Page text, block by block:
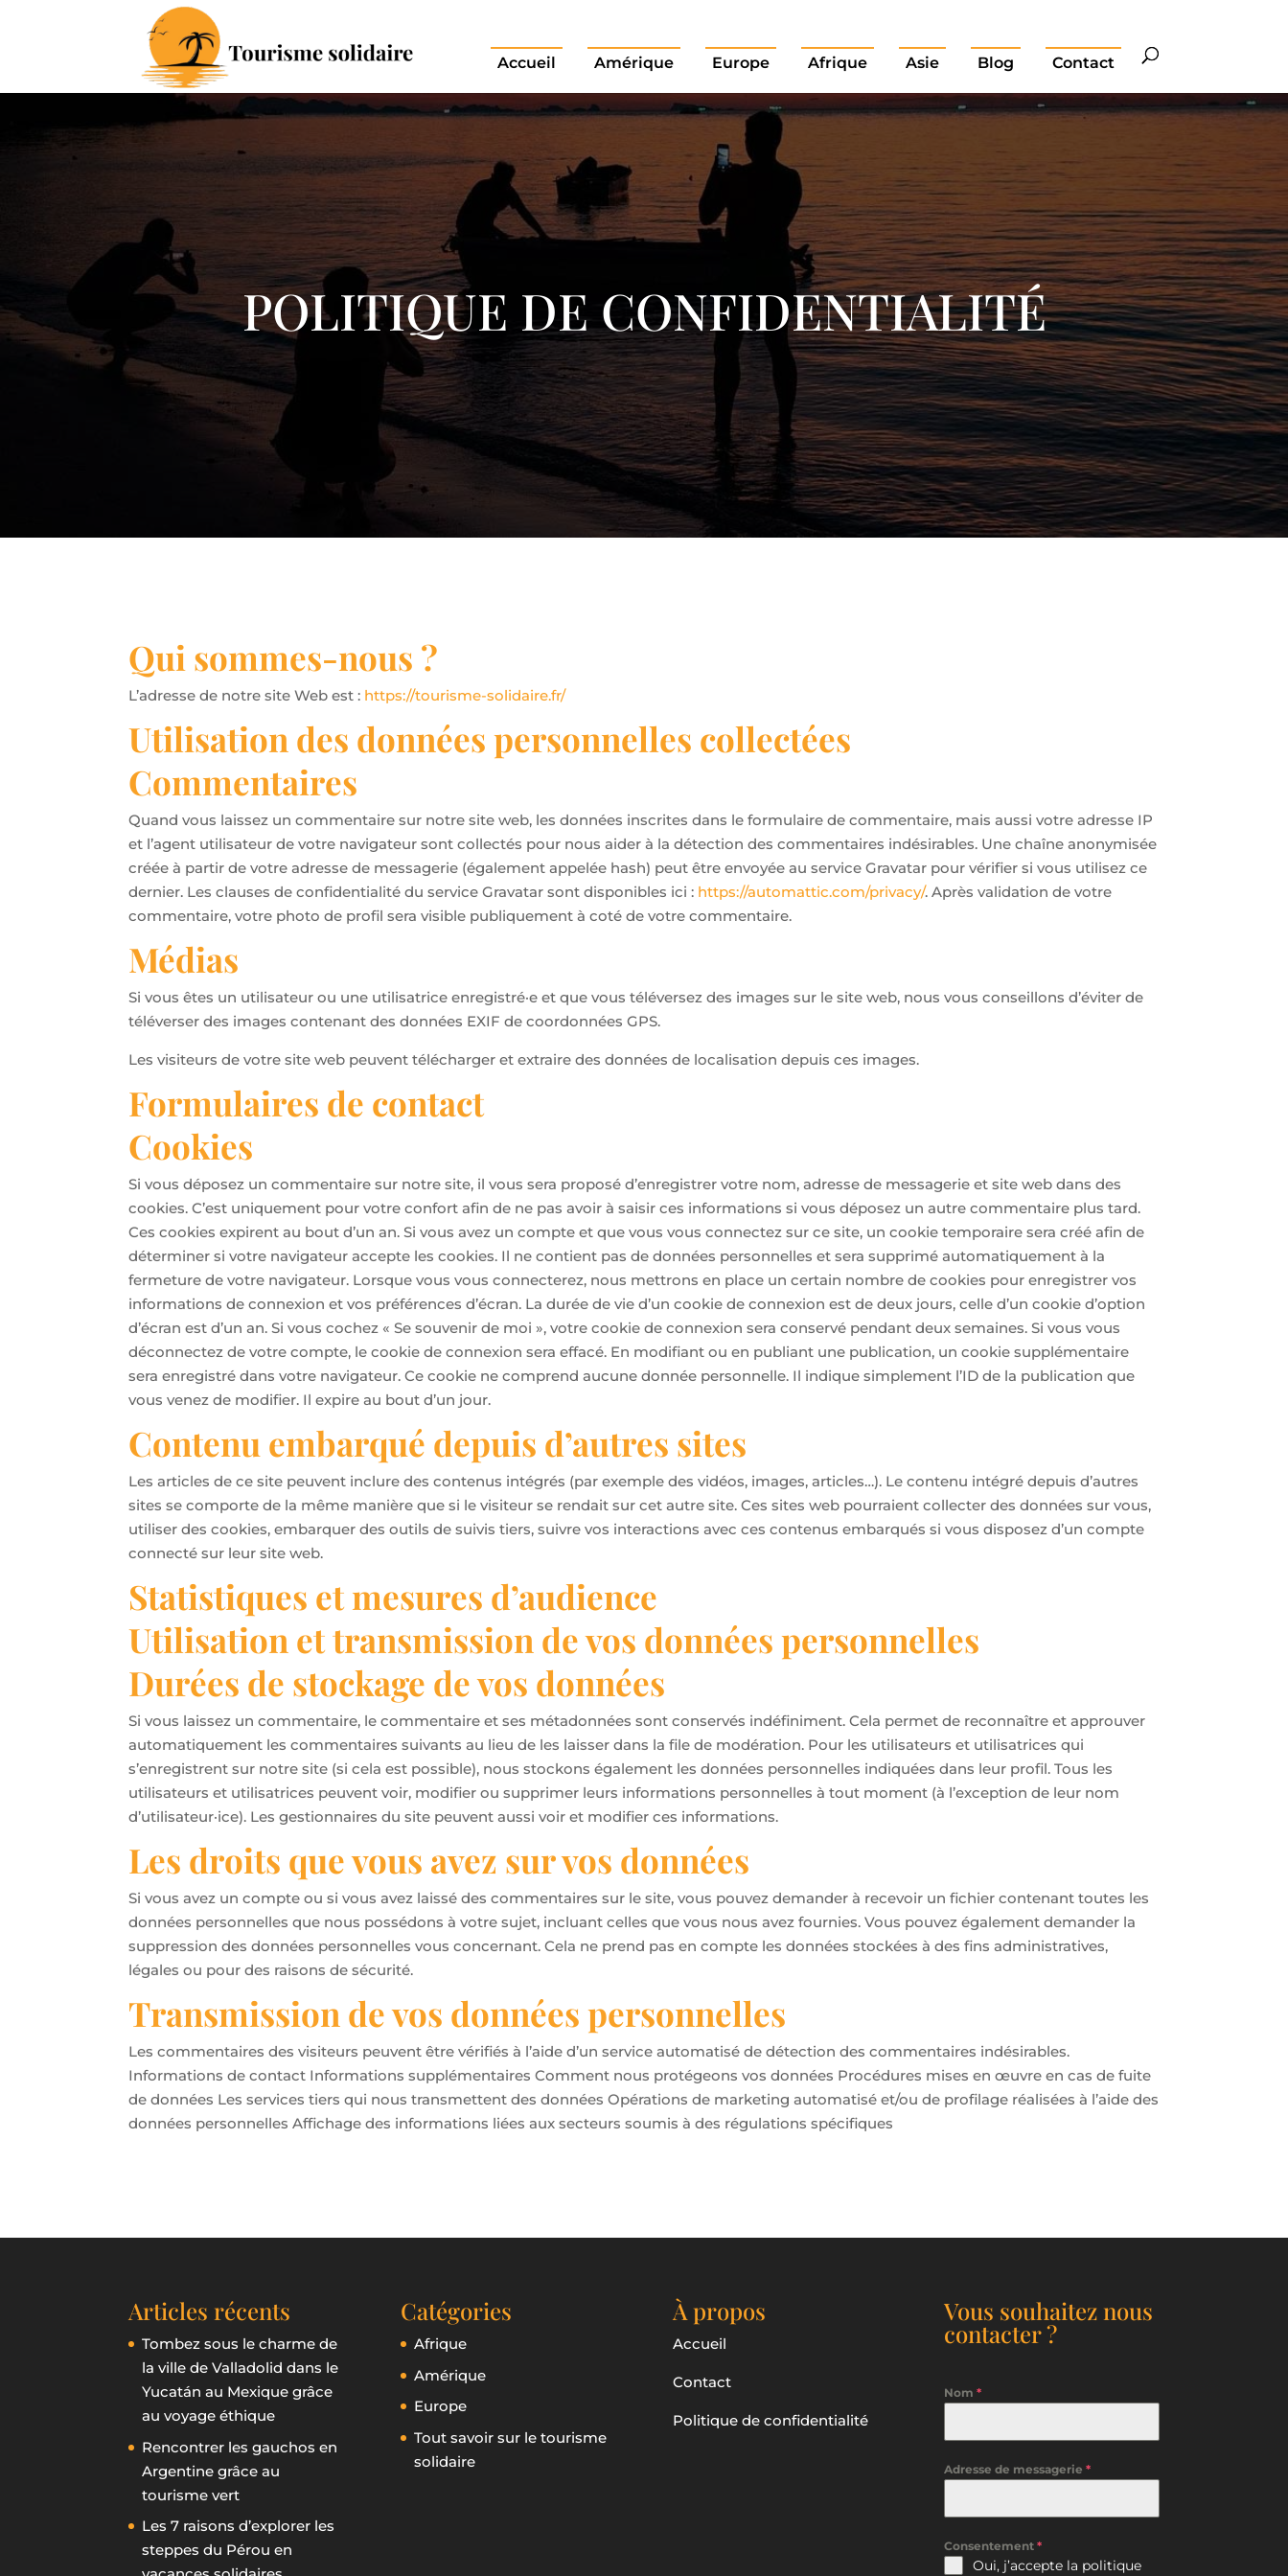
Accueil Amérique Europe Afrique Asie Blog Contact
POLITIQUE DE CONFIDENTIALITÉ
Qui sommes-nous ?
L’adresse de notre site Web est : https://tourisme-solidaire.fr/
Utilisation des données personnelles collectées
Commentaires
Quand vous laissez un commentaire sur notre site web, les données inscrites dans le formulaire de commentaire, mais aussi votre adresse IP
et l’agent utilisateur de votre navigateur sont collectés pour nous aider à la détection des commentaires indésirables. Une chaîne anonymisée
créée à partir de votre adresse de messagerie (également appelée hash) peut être envoyée au service Gravatar pour vérifier si vous utilisez ce
dernier. Les clauses de confidentialité du service Gravatar sont disponibles ici : https://automattic.com/privacy/. Après validation de votre
commentaire, votre photo de profil sera visible publiquement à coté de votre commentaire.
Médias
Si vous êtes un utilisateur ou une utilisatrice enregistré·e et que vous téléversez des images sur le site web, nous vous conseillons d’éviter de
téléverser des images contenant des données EXIF de coordonnées GPS.
Les visiteurs de votre site web peuvent télécharger et extraire des données de localisation depuis ces images.
Formulaires de contact
Cookies
Si vous déposez un commentaire sur notre site, il vous sera proposé d’enregistrer votre nom, adresse de messagerie et site web dans des
cookies. C’est uniquement pour votre confort afin de ne pas avoir à saisir ces informations si vous déposez un autre commentaire plus tard.
Ces cookies expirent au bout d’un an. Si vous avez un compte et que vous vous connectez sur ce site, un cookie temporaire sera créé afin de
déterminer si votre navigateur accepte les cookies. Il ne contient pas de données personnelles et sera supprimé automatiquement à la
fermeture de votre navigateur. Lorsque vous vous connecterez, nous mettrons en place un certain nombre de cookies pour enregistrer vos
informations de connexion et vos préférences d’écran. La durée de vie d’un cookie de connexion est de deux jours, celle d’un cookie d’option
d’écran est d’un an. Si vous cochez « Se souvenir de moi », votre cookie de connexion sera conservé pendant deux semaines. Si vous vous
déconnectez de votre compte, le cookie de connexion sera effacé. En modifiant ou en publiant une publication, un cookie supplémentaire
sera enregistré dans votre navigateur. Ce cookie ne comprend aucune donnée personnelle. Il indique simplement l’ID de la publication que
vous venez de modifier. Il expire au bout d’un jour.
Contenu embarqué depuis d’autres sites
Les articles de ce site peuvent inclure des contenus intégrés (par exemple des vidéos, images, articles…). Le contenu intégré depuis d’autres
sites se comporte de la même manière que si le visiteur se rendait sur cet autre site. Ces sites web pourraient collecter des données sur vous,
utiliser des cookies, embarquer des outils de suivis tiers, suivre vos interactions avec ces contenus embarqués si vous disposez d’un compte
connecté sur leur site web.
Statistiques et mesures d’audience
Utilisation et transmission de vos données personnelles
Durées de stockage de vos données
Si vous laissez un commentaire, le commentaire et ses métadonnées sont conservés indéfiniment. Cela permet de reconnaître et approuver
automatiquement les commentaires suivants au lieu de les laisser dans la file de modération. Pour les utilisateurs et utilisatrices qui
s’enregistrent sur notre site (si cela est possible), nous stockons également les données personnelles indiquées dans leur profil. Tous les
utilisateurs et utilisatrices peuvent voir, modifier ou supprimer leurs informations personnelles à tout moment (à l’exception de leur nom
d’utilisateur·ice). Les gestionnaires du site peuvent aussi voir et modifier ces informations.
Les droits que vous avez sur vos données
Si vous avez un compte ou si vous avez laissé des commentaires sur le site, vous pouvez demander à recevoir un fichier contenant toutes les
données personnelles que nous possédons à votre sujet, incluant celles que vous nous avez fournies. Vous pouvez également demander la
suppression des données personnelles vous concernant. Cela ne prend pas en compte les données stockées à des fins administratives,
légales ou pour des raisons de sécurité.
Transmission de vos données personnelles
Les commentaires des visiteurs peuvent être vérifiés à l’aide d’un service automatisé de détection des commentaires indésirables.
Informations de contact Informations supplémentaires Comment nous protégeons vos données Procédures mises en œuvre en cas de fuite
de données Les services tiers qui nous transmettent des données Opérations de marketing automatisé et/ou de profilage réalisées à l’aide des
données personnelles Affichage des informations liées aux secteurs soumis à des régulations spécifiques
Articles récents
Tombez sous le charme de
la ville de Valladolid dans le
Yucatán au Mexique grâce
au voyage éthique
Rencontrer les gauchos en
Argentine grâce au
tourisme vert
Les 7 raisons d’explorer les
steppes du Pérou en
Catégories
Afrique
Amérique
Europe
Tout savoir sur le tourisme
solidaire
À propos
Accueil
Contact
Politique de confidentialité
Vous souhaitez nous
contacter ?
Nom*
Adresse de messagerie*
Consentement*
Oui, j’accepte la politique